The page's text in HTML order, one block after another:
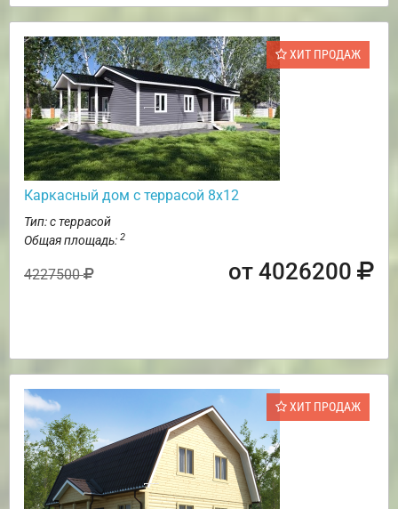
ХИТ ПРОДАЖ
Каркасный дом с террасой 8х12
Тип: с террасой
Общая площадь: 2
4227500 от 4026200
ХИТ ПРОДАЖ